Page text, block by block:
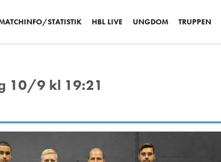
STATISTIK HBL LIVE UNGDOM TRUPPEN
10/9 kl 19:21